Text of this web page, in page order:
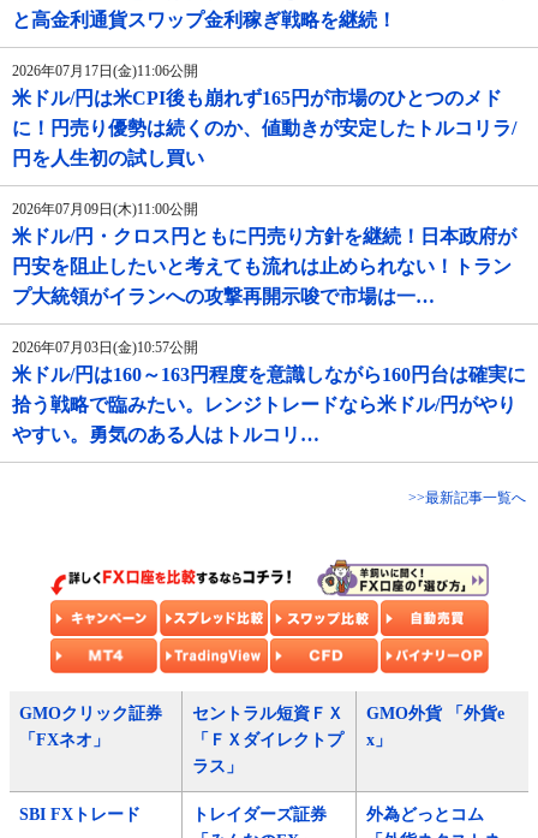
と高金利通貨スワップ金利稼ぎ戦略を継続！
2026年07月17日(金)11:06公開
米ドル/円は米CPI後も崩れず165円が市場のひとつのメド
に！円売り優勢は続くのか、値動きが安定したトルコリラ/
円を人生初の試し買い
2026年07月09日(木)11:00公開
米ドル/円・クロス円ともに円売り方針を継続！日本政府が
円安を阻止したいと考えても流れは止められない！トラン
プ大統領がイランへの攻撃再開示唆で市場は一…
2026年07月03日(金)10:57公開
米ドル/円は160～163円程度を意識しながら160円台は確実に
拾う戦略で臨みたい。レンジトレードなら米ドル/円がやり
やすい。勇気のある人はトルコリ…
>>最新記事一覧へ
GMOクリック証券
「FXネオ」
セントラル短資ＦＸ
「ＦＸダイレクトプ
ラス」
GMO外貨 「外貨e
x」
SBI FXトレード
トレイダーズ証券
外為どっとコム